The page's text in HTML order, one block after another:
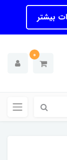
بیشتر
0